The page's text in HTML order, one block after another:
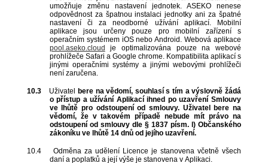
umožňuje změnu nastavení jednotek. ASEKO nenese
odpovědnost za špatnou instalaci jednotky ani za špatné
nastavení či za neodborné užívání aplikací. Mobilní
aplikace jsou určeny pouze pro mobilní zařízení s
operačním systémem iOS nebo Android. Webová aplikace
pool.aseko.cloud
je optimalizována pouze na webové
prohlížeče Safari a Google chrome. Kompatibilita aplikací s
jinými operačními systémy a jinými webovými prohlížeči
není zaručena.
10.3 Uživatel
bere na vědomí, souhlasí s tím a výslovně žádá
o přístup a užívání Aplikací ihned po uzavření Smlouvy
ve lhůtě pro odstoupení od smlouvy. Uživatel bere na
vědomí, že v takovém případě nebude mít právo na
odstoupení od smlouvy dle § 1837 písm. l) Občanského
zákoníku ve lhůtě 14 dnů od jejího uzavření.
10.4
Odměna za udělení Licence je stanovena včetně všech
daní a poplatků a její výše je stanovena v Aplikaci.